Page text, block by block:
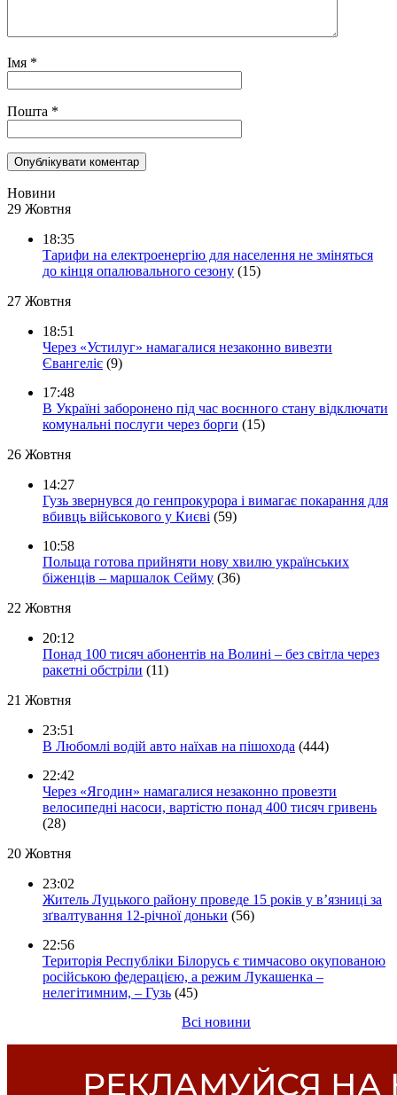
Імя *
Пошта *
Новини
29 Жовтня
18:35
Тарифи на електроенергію для населення не зміняться
до кінця опалювального сезону (15)
27 Жовтня
18:51
Через «Устилуг» намагалися незаконно вивезти
Євангеліє (9)
17:48
В Україні заборонено під час воєнного стану відключати
комунальні послуги через борги (15)
26 Жовтня
14:27
Гузь звернувся до генпрокурора і вимагає покарання для
вбивць військового у Києві (59)
10:58
Польща готова прийняти нову хвилю українських
біженців – маршалок Сейму (36)
22 Жовтня
20:12
Понад 100 тисяч абонентів на Волині – без світла через
ракетні обстріли (11)
21 Жовтня
23:51
В Любомлі водій авто наїхав на пішохода (444)
22:42
Через «Ягодин» намагалися незаконно провезти
велосипедні насоси, вартістю понад 400 тисяч гривень
(28)
20 Жовтня
23:02
Житель Луцького району проведе 15 років у в’язниці за
зґвалтування 12-річної доньки (56)
22:56
Територія Республіки Білорусь є тимчасово окупованою
російською федерацією, а режим Лукашенка –
нелегітимним, – Гузь (45)
Всі новини